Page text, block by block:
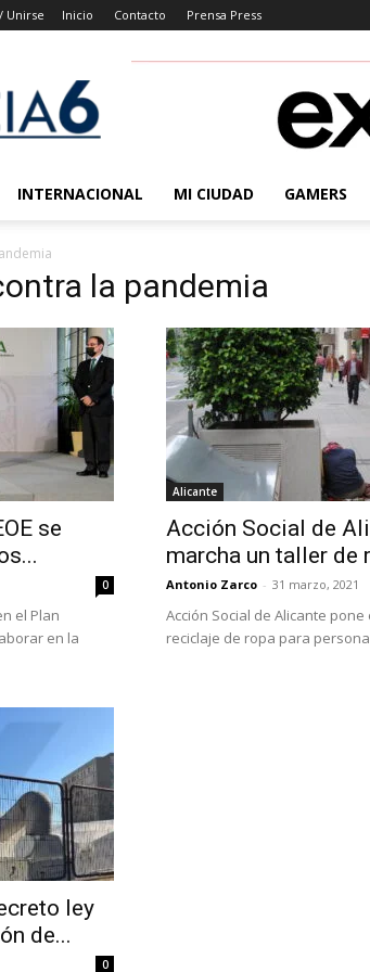
Unirse Inicio Contacto Prensa Press
INTERNACIONAL MI CIUDAD GAMERS
la pandemia
se
0
el Plan
en la
Alicante
Acción Social de
marcha un taller de
Antonio Zarco - 31 marzo, 2021
Acción Social de Alicante
reciclaje de ropa para
ley
de...
0